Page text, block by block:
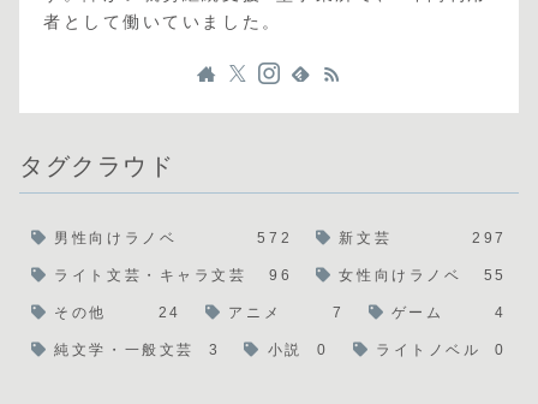
者として働いていました。
タグクラウド
男性向けラノベ 572 新文芸 297
ライト文芸・キャラ文芸 96 女性向けラノベ 55
その他 24 アニメ 7 ゲーム 4
純文学・一般文芸 3 小説 0 ライトノベル 0